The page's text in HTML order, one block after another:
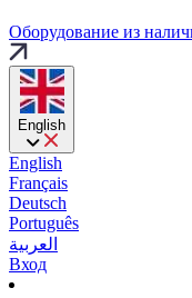
Оборудование из
English
English
Français
Deutsch
Português
العربية
Вход